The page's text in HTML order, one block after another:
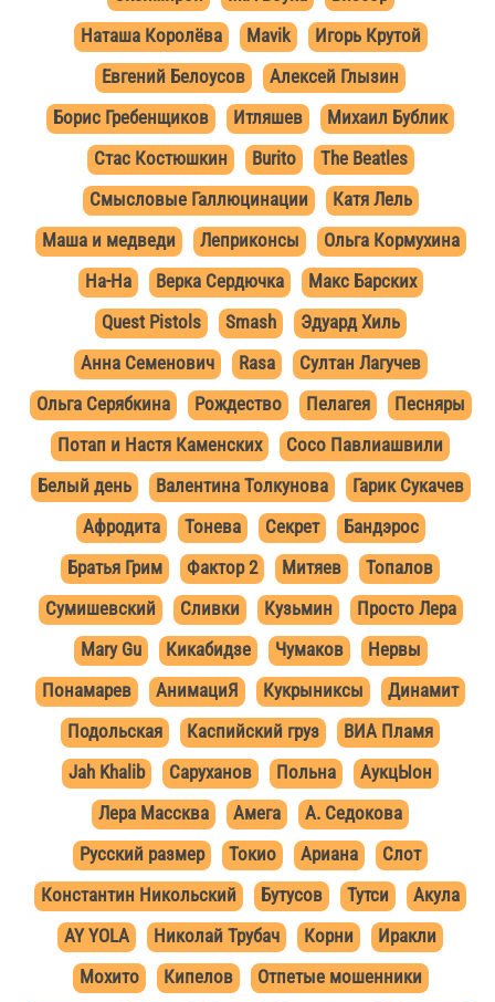
Натaша Коpолёвa
Mavik
Игорь Крутой
Евгений Белоусов
Алексей Глызин
Борис Гребенщиков
Итляшев
Михаил Бублик
Стас Костюшкин
Burito
The Beatles
Смысловые Галлюцинации
Катя Лель
Маша и медведи
Леприконсы
Ольга Кормухина
На-На
Верка Сердючка
Макс Барских
Quest Pistols
Smash
Эдуард Хиль
Анна Семенович
Rasa
Султан Лагучев
Ольга Серябкина
Рождество Пелагея
Песняры
Потап и Настя Каменских
Сосо Павлиашвили
Белый день
Валентина Толкунова
Гарик Сукачев
Афродита
Тонева Секрет
Бандэрос
Братья Грим
Фактор 2 Митяев
Топалов
Сумишевский
Сливки Кузьмин
Просто Лера
Mary Gu
Кикабидзе Чумаков
Нервы
Понамарев
АнимациЯ Кукрыниксы
Динамит
Подольская
Каспийский груз
ВИА Пламя
Jah Khalib
Саруханов Польна
АукцЫон
Лера Массква
Амега
А. Седокова
Русский размер
Токио Ариана
Слот
Константин Никольский
Бутусов Тутси
Акула
AY YOLA
Николай Трубач Корни
Иракли
Мохито
Кипелов
Отпетые мошенники